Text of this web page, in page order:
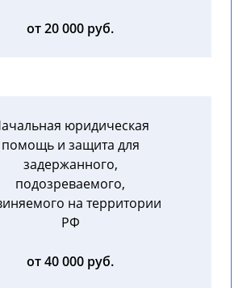
от 20 000 руб.
юридическая
помощь и защита для
задержанного,
подозреваемого,
на территории
РФ
от 40 000 руб.